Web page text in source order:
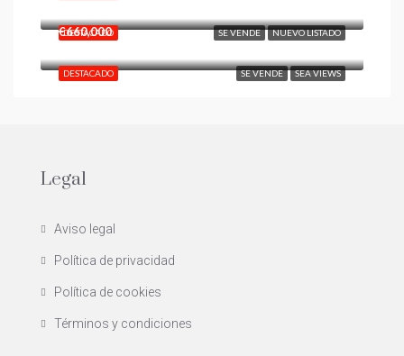
SE VENDE NUEVO LISTADO
DESTACADO
SE VENDE SEA VIEWS
DESTACADO
€660,000
Legal
Aviso legal
Política de privacidad
Política de cookies
Términos y condiciones